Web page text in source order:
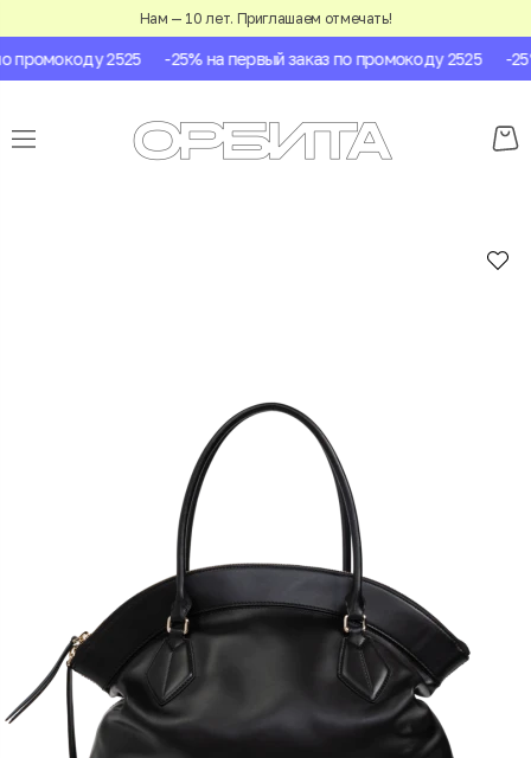
Нам — 10 лет. Приглашаем отмечать!
2525 -25% на первый заказ по промокоду 2525 -